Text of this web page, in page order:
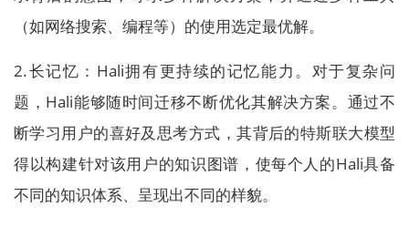
（如网络搜索、编程等）的使用选定最优解。
2.长记忆：Hali拥有更持续的记忆能力。对于复杂问
题，Hali能够随时间迁移不断优化其解决方案。通过不
断学习用户的喜好及思考方式，其背后的特斯联大模型
得以构建针对该用户的知识图谱，使每个人的Hali具备
不同的知识体系、呈现出不同的样貌。